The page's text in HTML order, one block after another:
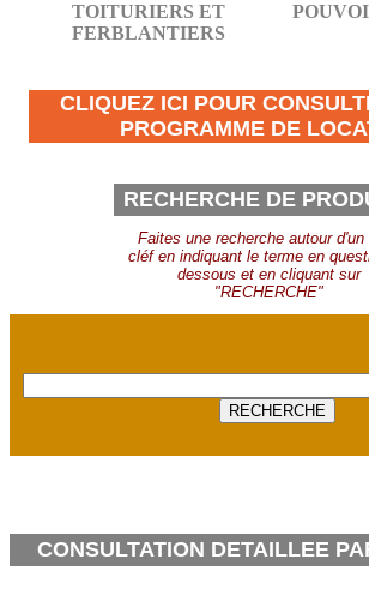
TOITURIERS ET
FERBLANTIERS
CLIQUEZ ICI POUR
PROGRAMME DE
RECHERCHE DE
Faites une recherche autour d'un
cléf en indiquant le terme en
dessous et en cliquant sur
"RECHERCHE"
CONSULTATION DETAILLEE